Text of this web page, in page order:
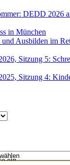
DEDD 2026
in München
Ausbilden im
Sitzung 5:
Sitzung 4:
ein ...